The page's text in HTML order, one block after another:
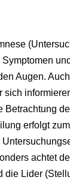
Augen.
sich
Betrachtung
erfolgt
achtet
die Lider